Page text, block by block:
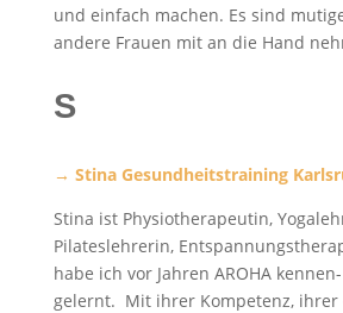
und einfach machen. Es sind
andere Frauen mit an die Hand
S
→ Stina Gesundheitstraining
Stina ist Physiotherapeutin,
Pilateslehrerin,
habe ich vor Jahren AROHA
gelernt. Mit ihrer Kompetenz, ihrer